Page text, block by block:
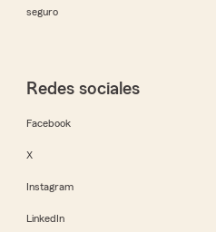
seguro
Redes sociales
Facebook
X
Instagram
LinkedIn